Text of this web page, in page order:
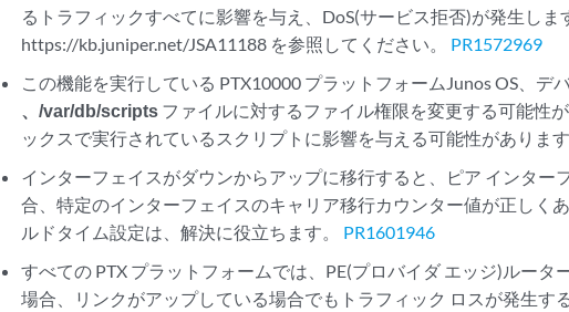
るトラフィックすべてに影響を与え、DoS(サービス拒否)が発生しま
https://kb.juniper.net/JSA11188 を参照してください。 PR1572969
この機能を実行している PTX10000 プラットフォームJunos OS、デ
、/var/db/scripts ファイルに対するファイル権限を変更する可能性
ックスで実行されているスクリプトに影響を与える可能性があります
インターフェイスがダウンからアップに移行すると、ピア インター
合、特定のインターフェイスのキャリア移行カウンター値が正しく
ルドタイム設定は、解決に役立ちます。 PR1601946
すべての PTX プラットフォームでは、PE(プロバイダ エッジ)ルータ
場合、リンクがアップしている場合でもトラフィック ロスが発生す